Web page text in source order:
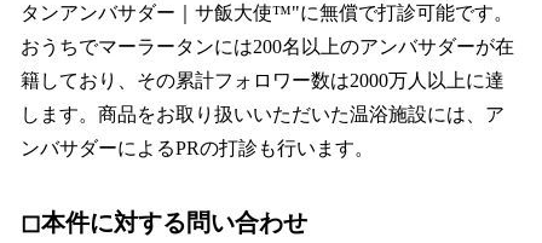
タンアンバサダー｜サ飯大使™️"に無償で打診可能です。
おうちでマーラータンには200名以上のアンバサダーが在
籍しており、その累計フォロワー数は2000万人以上に達
します。商品をお取り扱いいただいた温浴施設には、ア
ンバサダーによるPRの打診も行います。
◻︎本件に対する問い合わせ